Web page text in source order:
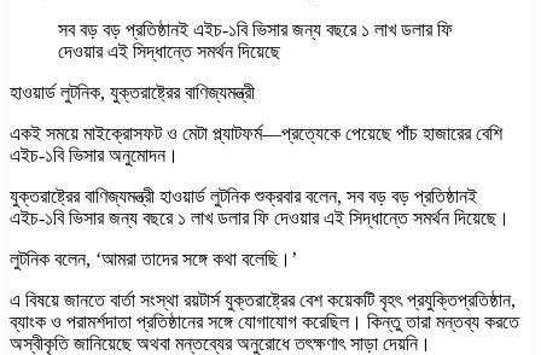
সব বড় বড় প্রতিষ্ঠানই এইচ-১বি ভিসার জন্য বছরে ১ লাখ ডলার ফি
দেওয়ার এই সিদ্ধান্তে সমর্থন দিয়েছে
হাওয়ার্ড লুটনিক, যুক্তরাষ্ট্রের বাণিজ্যমন্ত্রী
একই সময়ে মাইক্রোসফট ও মেটা প্ল্যাটফর্ম—প্রত্যেকে পেয়েছে পাঁচ হাজারের বেশি
এইচ-১বি ভিসার অনুমোদন।
যুক্তরাষ্ট্রের বাণিজ্যমন্ত্রী হাওয়ার্ড লুটনিক শুক্রবার বলেন, সব বড় বড় প্রতিষ্ঠানই
এইচ-১বি ভিসার জন্য বছরে ১ লাখ ডলার ফি দেওয়ার এই সিদ্ধান্তে সমর্থন দিয়েছে।
লুটনিক বলেন, ‘আমরা তাদের সঙ্গে কথা বলেছি।’
এ বিষয়ে জানতে বার্তা সংস্থা রয়টার্স যুক্তরাষ্ট্রের বেশ কয়েকটি বৃহৎ প্রযুক্তিপ্রতিষ্ঠান,
ব্যাংক ও পরামর্শদাতা প্রতিষ্ঠানের সঙ্গে যোগাযোগ করেছিল। কিন্তু তারা মন্তব্য করতে
অস্বীকৃতি জানিয়েছে অথবা মন্তব্যের অনুরোধে তৎক্ষণাৎ সাড়া দেয়নি।